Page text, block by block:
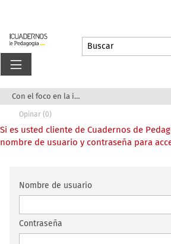
Con el foco en la inspección
Opinar (0)
Si es usted cliente de Cuadernos de
nombre de usuario y contraseña para
Nombre de usuario
Contraseña